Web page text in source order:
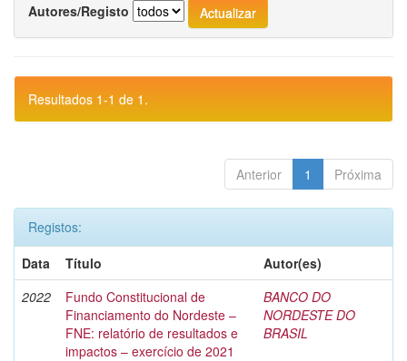
Autores/Registo
Resultados 1-1 de 1.
Anterior 1 Próxima
Registos:
Data
Título
Autor(es)
2022
Fundo Constitucional de
Financiamento do Nordeste –
FNE: relatório de resultados e
impactos – exercício de 2021
BANCO DO
NORDESTE DO
BRASIL